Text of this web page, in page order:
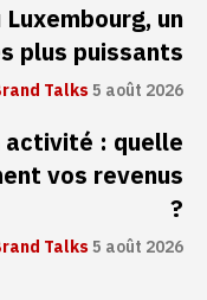
un
plus puissants
Talks5 août 2026
activité : quelle
vos revenus
?
Talks5 août 2026